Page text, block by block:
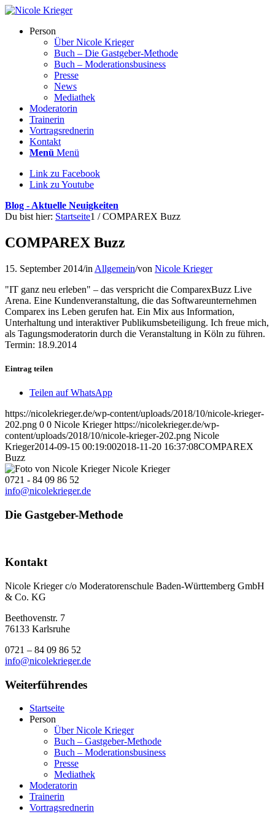
Person
Über Nicole Krieger
Buch – Die Gastgeber-Methode
Buch – Moderations­business
Presse
News
Mediathek
Moderatorin
Trainerin
Vortragsrednerin
Kontakt
Menü Menü
Link zu Facebook
Link zu Youtube
Blog - Aktuelle Neuigkeiten
Du bist hier: Startseite1 / COMPAREX Buzz
COMPAREX Buzz
15. September 2014/in Allgemein/von Nicole Krieger
"IT ganz neu erleben" – das verspricht die ComparexBuzz Live
Arena. Eine Kundenveranstaltung, die das Softwareunternehmen
Comparex ins Leben gerufen hat. Ein Mix aus Information,
Unterhaltung und interaktiver Publikumsbeteiligung. Ich freue mich,
als Tagungsmoderatorin durch die Veranstaltung in Köln zu führen.
Termin: 18.9.2014
Eintrag teilen
Teilen auf WhatsApp
https://nicolekrieger.de/wp-content/uploads/2018/10/nicole-krieger-
202.png 0 0 Nicole Krieger https://nicolekrieger.de/wp-
content/uploads/2018/10/nicole-krieger-202.png Nicole
Krieger2014-09-15 00:19:002018-11-20 16:37:08COMPAREX
Buzz
Nicole Krieger
0721 - 84 09 86 52
info@nicolekrieger.de
Die Gastgeber-Methode
Kontakt
Nicole Krieger c/o Moderatorenschule Baden-Württemberg GmbH
& Co. KG
Beethovenstr. 7
76133 Karlsruhe
0721 – 84 09 86 52
info@nicolekrieger.de
Weiterführendes
Startseite
Person
Über Nicole Krieger
Buch – Gastgeber-Methode
Buch – Moderations­business
Presse
Mediathek
Moderatorin
Trainerin
Vortragsrednerin